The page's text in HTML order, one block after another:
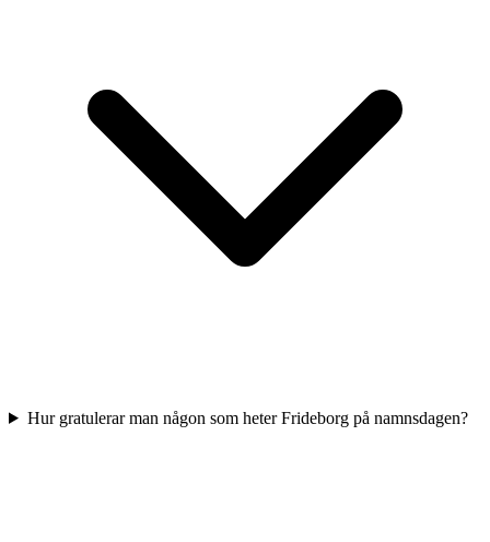
Hur gratulerar man någon som heter Frideborg på namnsdagen?